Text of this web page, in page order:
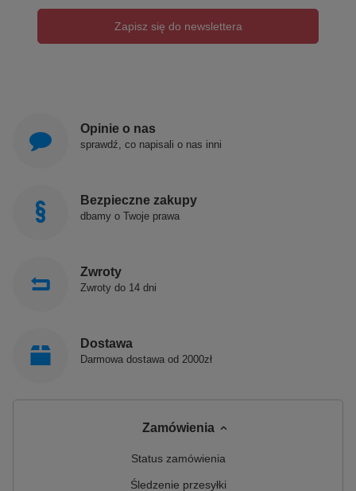
Zapisz się do newslettera
Opinie o nas
sprawdź, co napisali o nas inni
Bezpieczne zakupy
dbamy o Twoje prawa
Zwroty
Zwroty do 14 dni
Dostawa
Darmowa dostawa od 2000zł
Zamówienia
Status zamówienia
Śledzenie przesyłki